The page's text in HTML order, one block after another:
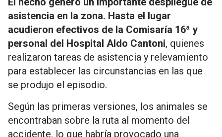
asistencia en la zona. Hasta el lugar
acudieron efectivos de la Comisaría 16ª y
personal del Hospital Aldo Cantoni, quienes
realizaron tareas de asistencia y relevamiento
para establecer las circunstancias en las que
se produjo el episodio.
Según las primeras versiones, los animales se
encontraban sobre la ruta al momento del
accidente, lo que habría provocado una